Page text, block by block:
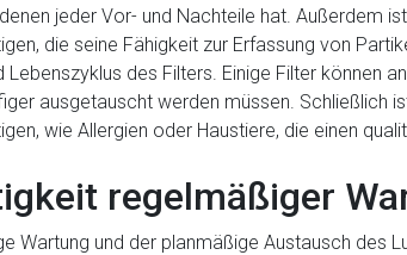
jeder Vor- und Nachteile hat. Außerdem
die seine Fähigkeit zur Erfassung von
Lebenszyklus des Filters. Einige Filter können
ausgetauscht werden müssen. Schließlich
wie Allergien oder Haustiere, die einen
regelmäßiger
Wartung und der planmäßige Austausch des